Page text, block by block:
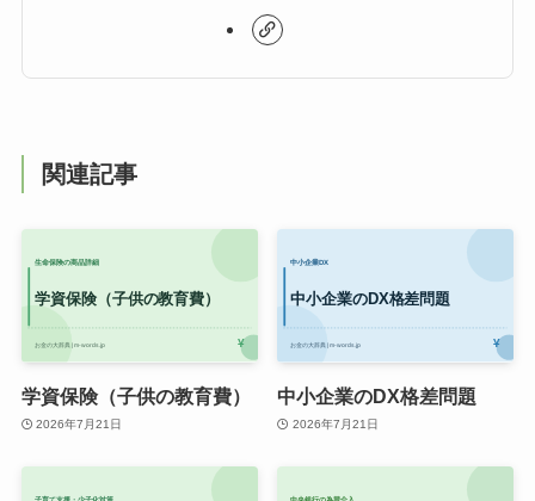
関連記事
学資保険（子供の教育費）
2026年7月21日
中小企業のDX格差問題
2026年7月21日